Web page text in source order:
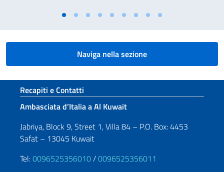
Naviga nella sezione
Sezione footer
Recapiti e Contatti
Ambasciata d’Italia a Al Kuwait
Jabriya, Block 9, Street 1, Villa 84 – P.O. Box: 4453
Safat – 13045 Kuwait
Tel:0096525356010/0096525356011